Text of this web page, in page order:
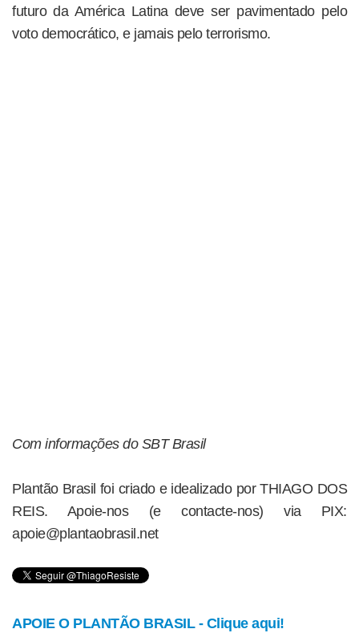
futuro da América Latina deve ser pavimentado pelo
voto democrático, e jamais pelo terrorismo.
Com informações do SBT Brasil
Plantão Brasil foi criado e idealizado por THIAGO DOS
REIS. Apoie-nos (e contacte-nos) via PIX:
apoie@plantaobrasil.net
APOIE O PLANTÃO BRASIL - Clique aqui!